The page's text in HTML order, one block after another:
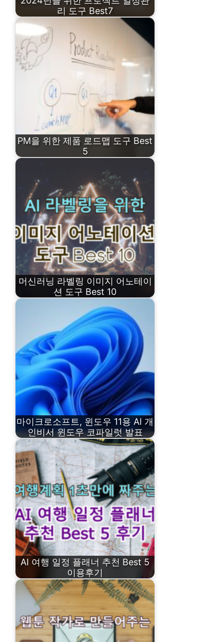
리 도구 Best7
PM을 위한 제품 로드맵 도구 Best
5
머신러닝 라벨링 이미지 어노테이
션 도구 Best 10
마이크로소프트, 윈도우 11용 AI 개
인비서 윈도우 코파일럿 발표
AI 여행 일정 플래너 추천 Best 5
이용후기